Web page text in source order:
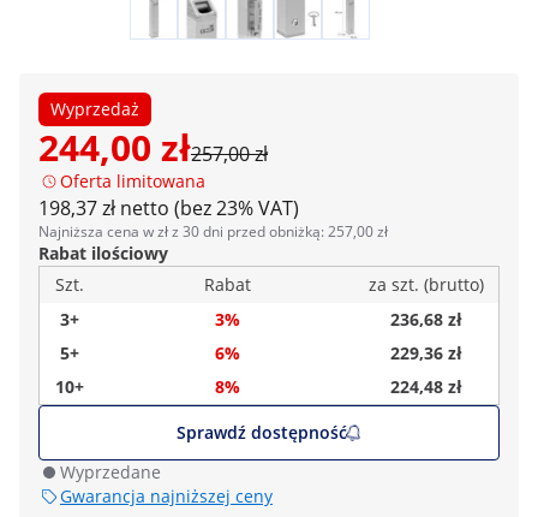
Wyprzedaż
244,00 zł257,00 zł
Oferta limitowana
198,37 zł netto (bez 23% VAT)
Najniższa cena w zł z 30 dni przed obniżką: 257,00 zł
Rabat ilościowy
Szt.
Rabat
za szt. (brutto)
3+
3%
236,68 zł
5+
6%
229,36 zł
10+
8%
224,48 zł
Sprawdź dostępność
Wyprzedane
Gwarancja najniższej ceny